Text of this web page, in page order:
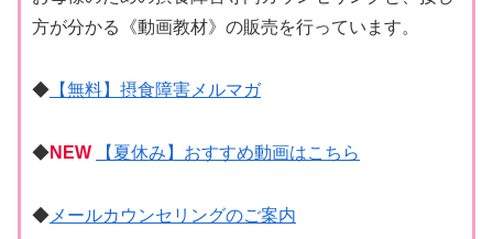
方が分かる《動画教材》の販売を行っています。
◆ 【無料】摂食障害メルマガ
◆NEW 【夏休み】おすすめ動画はこちら
◆ メールカウンセリングのご案内